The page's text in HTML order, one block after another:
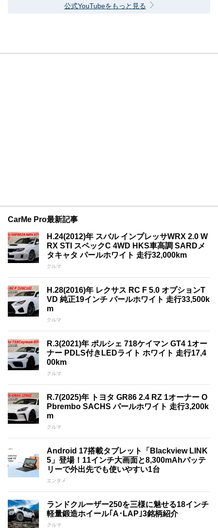
公式YouTubeをもっと見る
CarMe Pro最新記事
H.24(2012)年 スバル インプレッサWRX 2.0 W
RX STI スペックC 4WD HKS車高調 SARDメ
タキャタ パールホワイト 走行32,000km
クルマ
H.28(2016)年 レクサス RC F 5.0 オプションT
VD 純正19インチ パールホワイト 走行33,500k
m
クルマ
R.3(2021)年 ポルシェ 718ケイマン GT4 1オー
ナー PDLS付きLEDライト ホワイト 走行17,4
00km
クルマ
R.7(2025)年 トヨタ GR86 2.4 RZ 1オーナー O
Pbrembo SACHS パールホワイト 走行3,200k
m
クルマ
Android 17搭載タブレット「Blackview LINK
5」登場！11インチ大画面と8,300mAhバッテ
リーで外出先でも使いやすい1台
エンタメ
ランドクルーザー250を三様に魅せる18インチ
軽量鍛造ホイール｢A･LAP｣3銘柄紹介
クルマ